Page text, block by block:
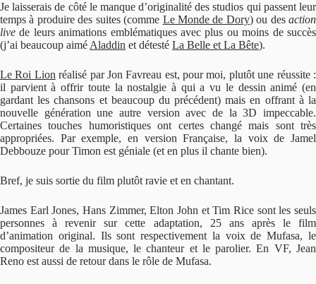
Je laisserais de côté le manque d’originalité des studios qui passent leur
temps à produire des suites (comme Le Monde de Dory) ou des action
live de leurs animations emblématiques avec plus ou moins de succès
(j’ai beaucoup aimé Aladdin et détesté La Belle et La Bête).
Le Roi Lion réalisé par Jon Favreau est, pour moi, plutôt une réussite :
il parvient à offrir toute la nostalgie à qui a vu le dessin animé (en
gardant les chansons et beaucoup du précédent) mais en offrant à la
nouvelle génération une autre version avec de la 3D impeccable.
Certaines touches humoristiques ont certes changé mais sont très
appropriées. Par exemple, en version Française, la voix de Jamel
Debbouze pour Timon est géniale (et en plus il chante bien).
Bref, je suis sortie du film plutôt ravie et en chantant.
James Earl Jones, Hans Zimmer, Elton John et Tim Rice sont les seuls
personnes à revenir sur cette adaptation, 25 ans après le film
d’animation original. Ils sont respectivement la voix de Mufasa, le
compositeur de la musique, le chanteur et le parolier. En VF, Jean
Reno est aussi de retour dans le rôle de Mufasa.